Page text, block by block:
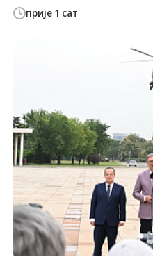
прије 1 сат